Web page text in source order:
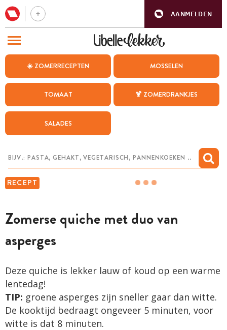
AANMELDEN
☀️ ZOMERRECEPTEN MOSSELEN
TOMAAT 🍹 ZOMERDRANKJES
SALADES
RECEPT
Zomerse quiche met duo van
asperges
Deze quiche is lekker lauw of koud op een warme
lentedag!
TIP: groene asperges zijn sneller gaar dan witte.
De kooktijd bedraagt ongeveer 5 minuten, voor
witte is dat 8 minuten.
BEZOEK ONZE ANDERE WEBSITES
WEEKMENU
CHAT MET MAIA
MIJN BEWAARDE RECEPTEN